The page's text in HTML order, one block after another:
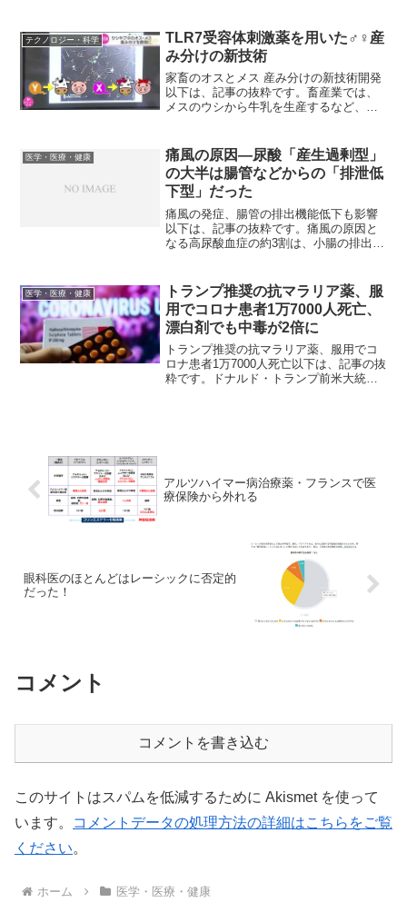
（AAP）が発表した。AAPによると、
2016～17年のインフルエ...
テクノロジー・科学
TLR7受容体刺激薬を用いた♂♀産
み分けの新技術
家畜のオスとメス 産み分けの新技術開発
以下は、記事の抜粋です。畜産業では、
メスのウシから牛乳を生産するなど、オ
た精子に含まれる性染色体がＹ型だとオ
スになり、Ｘ型だとメス...
医学・医療・健康
痛風の原因―尿酸「産生過剰型」
の大半は腸管などからの「排泄低
下型」だった
痛風の発症、腸管の排出機能低下も影響
以下は、記事の抜粋です。痛風の原因と
なる高尿酸血症の約3割は、小腸の排出機
止めた。腎臓にばかり目を向けてきた従
来の考えに見直しを迫る...
医学・医療・健康
トランプ推奨の抗マラリア薬、服
用でコロナ患者1万7000人死亡、
漂白剤でも中毒が2倍に
トランプ推奨の抗マラリア薬、服用でコ
ロナ患者1万7000人死亡以下は、記事の抜
粋です。ドナルド・トランプ前米大統領
アルツハイマー病治療薬・フランスで医
療保険から外れる
眼科医のほとんどはレーシックに否定的
だった！
コメント
コメントを書き込む
このサイトはスパムを低減するために Akismet を使って
います。
コメントデータの処理方法の詳細はこちらをご覧
ください。
ホーム 医学・医療・健康